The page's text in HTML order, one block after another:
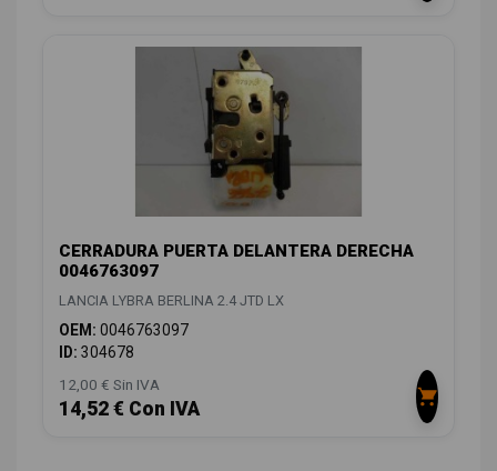
CERRADURA PUERTA DELANTERA DERECHA
0046763097
LANCIA LYBRA BERLINA 2.4 JTD LX
OEM: 0046763097
ID: 304678
12,00 € Sin IVA
14,52 € Con IVA